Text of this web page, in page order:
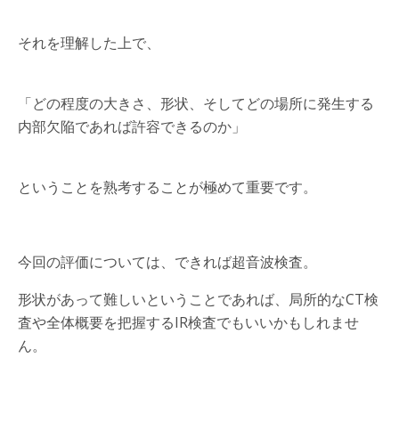
それを理解した上で、
「どの程度の大きさ、形状、そしてどの場所に発生する
内部欠陥であれば許容できるのか」
ということを熟考することが極めて重要です。
今回の評価については、できれば超音波検査。
形状があって難しいということであれば、局所的なCT検
査や全体概要を把握するIR検査でもいいかもしれませ
ん。